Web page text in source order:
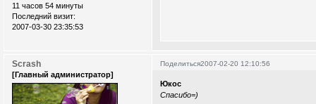
11 часов 54 минуты
Последний визит:
2007-03-30 23:35:53
Поделиться2007-02-20 12:10:56
Scrash
[Главный администратор]
Юкос
Спасибо=)